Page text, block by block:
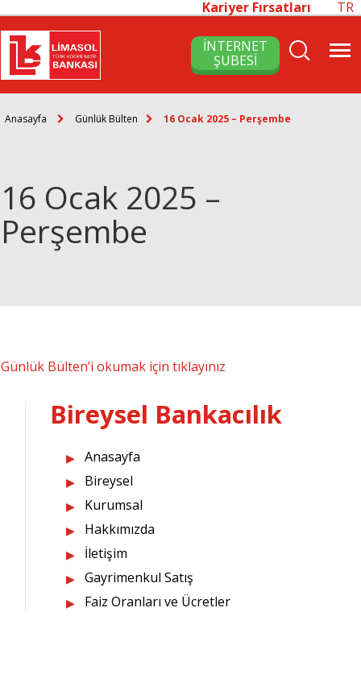
Kariyer Fırsatları TR
İNTERNET
ŞUBESİ
Anasayfa Günlük Bülten 16 Ocak 2025 – Perşembe
16 Ocak 2025 –
Perşembe
Günlük Bülten’i okumak için tıklayınız
Bireysel Bankacılık
Anasayfa
Bireysel
Kurumsal
Hakkımızda
İletişim
Gayrimenkul Satış
Faiz Oranları ve Ücretler